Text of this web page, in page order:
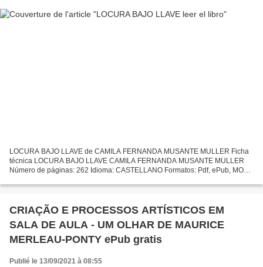
LOCURA BAJO LLAVE de CAMILA FERNANDA MUSANTE MULLER Ficha
técnica LOCURA BAJO LLAVE CAMILA FERNANDA MUSANTE MULLER
Número de páginas: 262 Idioma: CASTELLANO Formatos: Pdf, ePub, MOBI,
2018...
CRIAÇÃO E PROCESSOS ARTÍSTICOS EM
SALA DE AULA - UM OLHAR DE MAURICE
MERLEAU-PONTY ePub gratis
Publié le 13/09/2021 à 08:55